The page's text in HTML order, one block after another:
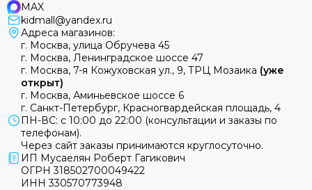
MAX
kidmall@yandex.ru
Адреса магазинов:
г. Москва, улица Обручева 45
г. Москва, Ленинградское шоссе 47
г. Москва, 7-я Кожуховская ул., 9, ТРЦ Мозаика (уже
открыт)
г. Москва, Аминьевское шоссе 6
г. Санкт-Петербург, Красногвардейская площадь, 4
ПН-ВС: с 10:00 до 22:00 (консультации и заказы по
телефонам).
Через сайт заказы принимаются круглосуточно.
ИП Мусаелян Роберт Гагикович
ОГРН 318502700049422
ИНН 330570773948